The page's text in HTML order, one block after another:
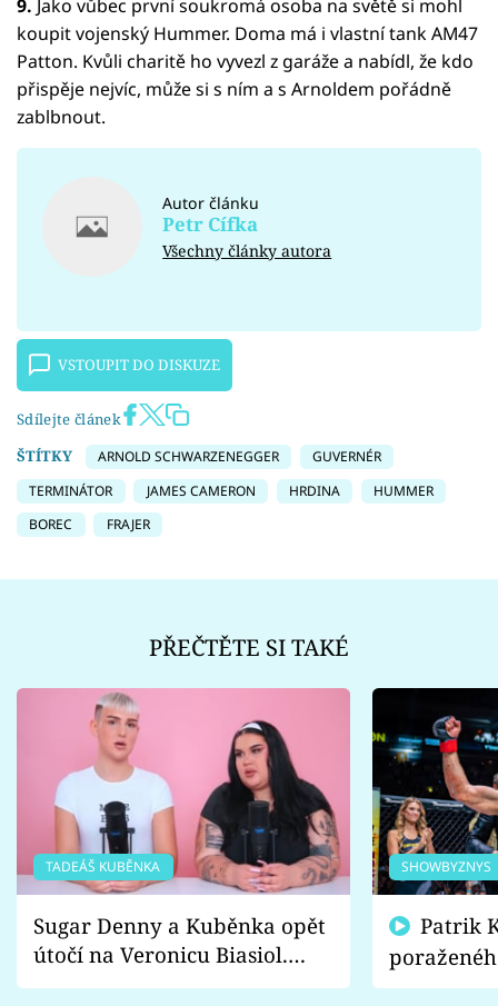
9. Jako vůbec první soukromá osoba na světě si mohl
koupit vojenský Hummer. Doma má i vlastní tank AM47
Patton. Kvůli charitě ho vyvezl z garáže a nabídl, že kdo
přispěje nejvíc, může si s ním a s Arnoldem pořádně
zablbnout.
Autor článku
Petr Cífka
Všechny články autora
VSTOUPIT DO DISKUZE
Sdílejte článek
ŠTÍTKY
ARNOLD SCHWARZENEGGER
GUVERNÉR
TERMINÁTOR
JAMES CAMERON HRDINA
HUMMER
BOREC
FRAJER
PŘEČTĚTE SI TAKÉ
TADEÁŠ KUBĚNKA
Sugar Denny a Kuběnka opět
útočí na Veronicu Biasiol.
Proč je podle nich falešná a
SHOWBYZNYS
fanoušci